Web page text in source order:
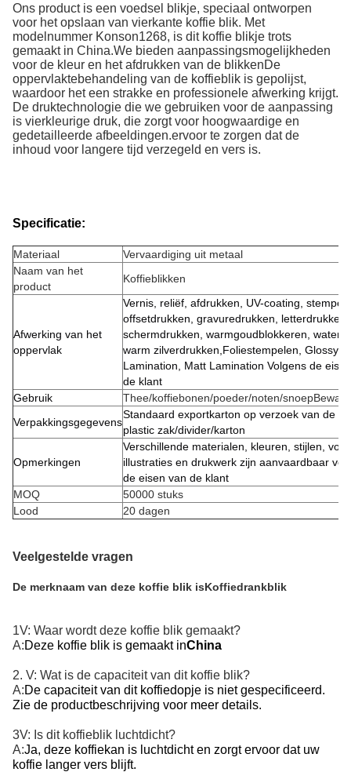
Ons product is een voedsel blikje, speciaal ontworpen
voor het opslaan van vierkante koffie blik. Met
modelnummer Konson1268, is dit koffie blikje trots
gemaakt in China.We bieden aanpassingsmogelijkheden
voor de kleur en het afdrukken van de blikkenDe
oppervlaktebehandeling van de koffieblik is gepolijst,
waardoor het een strakke en professionele afwerking krijgt.
De druktechnologie die we gebruiken voor de aanpassing
is vierkleurige druk, die zorgt voor hoogwaardige en
gedetailleerde afbeeldingen.ervoor te zorgen dat de
inhoud voor langere tijd verzegeld en vers is.
Specificatie:
Materiaal
Vervaardiging uit metaal
Naam van het
product
Koffieblikken
Afwerking van het
oppervlak
Vernis, reliëf, afdrukken, UV-coating,
offsetdrukken, gravuredrukken,
schermdrukken, warmgoudblokkeren,
warm zilverdrukken,Foliestempelen, Glossy
Lamination, Matt Lamination Volgens de
de klant
Gebruik
Thee/koffiebonen/poeder/noten/snoep
Verpakkingsgegevens
Standaard exportkarton op verzoek van de
plastic zak/divider/karton
Opmerkingen
Verschillende materialen, kleuren, stijlen,
illustraties en drukwerk zijn aanvaardbaar
de eisen van de klant
MOQ
50000 stuks
Lood
20 dagen
Veelgestelde vragen
De merknaam van deze koffie blik isKoffiedrankblik
1V: Waar wordt deze koffie blik gemaakt?
A:Deze koffie blik is gemaakt inChina
2. V: Wat is de capaciteit van dit koffie blik?
A:De capaciteit van dit koffiedopje is niet gespecificeerd.
Zie de productbeschrijving voor meer details.
3V: Is dit koffieblik luchtdicht?
A:Ja, deze koffiekan is luchtdicht en zorgt ervoor dat uw
koffie langer vers blijft.